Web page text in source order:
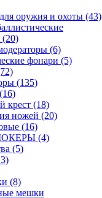
оружия и охоты (43)
(6)
фонари (5)
(135)
(18)
ножей (20)
(16)
(4)
(5)
(8)
мешки